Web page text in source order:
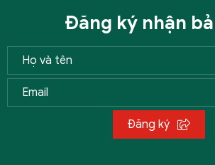
Đăng ký nhận
Đăng ký